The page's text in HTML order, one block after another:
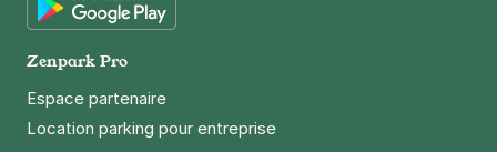
Zenpark Pro
Espace partenaire
Location parking pour entreprise